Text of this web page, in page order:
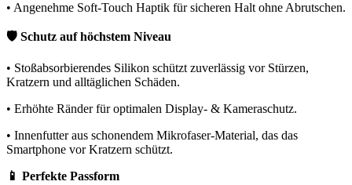
• Angenehme Soft-Touch Haptik für sicheren Halt ohne Abrutschen.
🛡️ Schutz auf höchstem Niveau
• Stoßabsorbierendes Silikon schützt zuverlässig vor Stürzen,
Kratzern und alltäglichen Schäden.
• Erhöhte Ränder für optimalen Display- & Kameraschutz.
• Innenfutter aus schonendem Mikrofaser-Material, das das
Smartphone vor Kratzern schützt.
📱 Perfekte Passform